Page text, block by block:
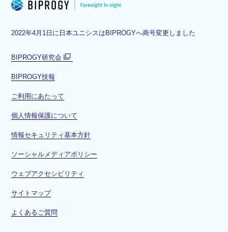
2022年4月1日に日本ユニシスはBIPROGYへ商号変更しました
BIPROGY研究会
ド
で
く
BIPROGY技報
ご利用にあたって
個人情報保護について
情報セキュリティ基本方針
ソーシャルメディアポリシー
ウェブアクセシビリティ
サイトマップ
よくあるご質問